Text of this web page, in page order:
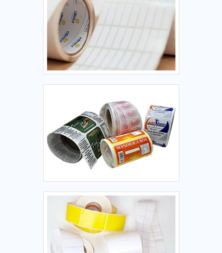
geração. Tudo isso, somado a uma equipe multidisciplinar
de consultores associados e profissionais com vasta
experiência na área de atuação, garantem uma entrega de
excelência de ponta a ponta.
para eventos, oferecendo o que há de melhor em tecnologia
ao cliente.Ainda focando em etiqueta industrial, sempre
deve-se buscar uma empresa que tenha produtos e
serviços com ótima qualidade e precisão, detalhes que
passam despercebidos e podem gerar prejuízo futuros para
os clientes.Ainda focando em etiqueta industrial, deve-se
descartar empresas que não tenham produtos e serviços
com ótima qualidade e precisão, pequenos detalhes mas de
empresa.Isso se deve ao fato de ser comprometida com os
serviços e preocupada em oferecer um serviço de alta
qualidade com os melhores preços e prazos de entrega,
assim, a empresa traz soluções e adequações para a
necessidade de cada um. ETIQUETA INDUSTRIAL COM A
MELHOR QUALIDADENa Rótulo VK existem as melhores
variedades no segmento quando o assunto for etiqueta
de segurança e ribbons e pulseiras para eventos..